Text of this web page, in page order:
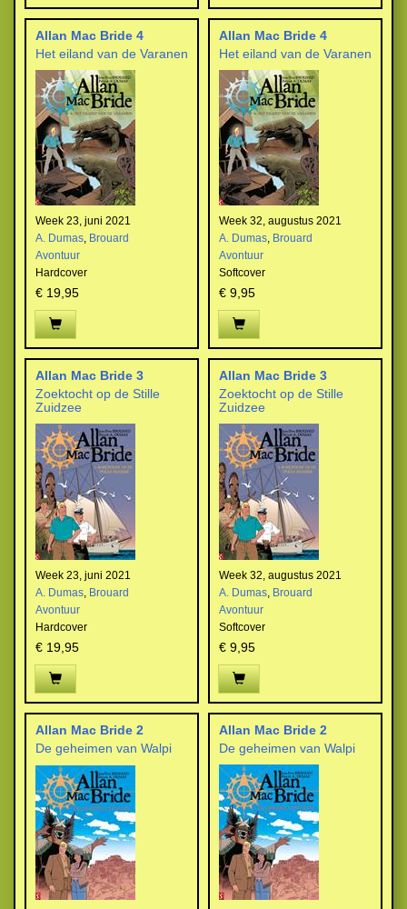
Allan Mac Bride 4
Het eiland van de Varanen
Week 23, juni 2021
A. Dumas, Brouard
Avontuur
Hardcover
€ 19,95
Allan Mac Bride 4
Het eiland van de Varanen
Week 32, augustus 2021
A. Dumas, Brouard
Avontuur
Softcover
€ 9,95
Allan Mac Bride 3
Zoektocht op de Stille
Zuidzee
Week 23, juni 2021
A. Dumas, Brouard
Avontuur
Hardcover
€ 19,95
Allan Mac Bride 3
Zoektocht op de Stille
Zuidzee
Week 32, augustus 2021
A. Dumas, Brouard
Avontuur
Softcover
€ 9,95
Allan Mac Bride 2
De geheimen van Walpi
Allan Mac Bride 2
De geheimen van Walpi